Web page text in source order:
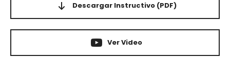
Descargar Instructivo (PDF)
Ver Video